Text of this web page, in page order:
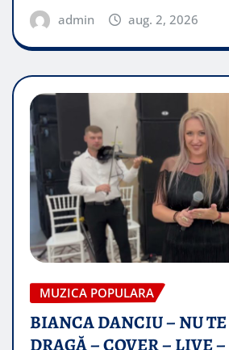
admin aug. 2, 2026
MUZICA POPULARA
BIANCA DANCIU – NU TE
DRAGĂ – COVER – LIVE –